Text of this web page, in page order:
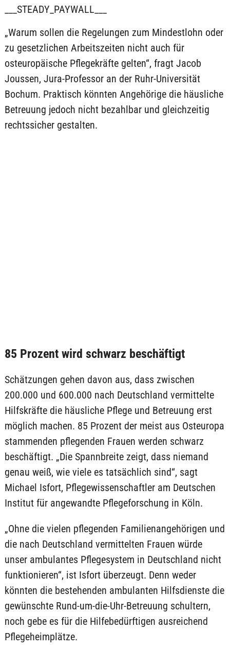
___STEADY_PAYWALL___
„Warum sollen die Regelungen zum Mindestlohn oder
zu gesetzlichen Arbeitszeiten nicht auch für
osteuropäische Pflegekräfte gelten“, fragt Jacob
Joussen, Jura-Professor an der Ruhr-Universität
Bochum. Praktisch könnten Angehörige die häusliche
Betreuung jedoch nicht bezahlbar und gleichzeitig
rechtssicher gestalten.
85 Prozent wird schwarz beschäftigt
Schätzungen gehen davon aus, dass zwischen
200.000 und 600.000 nach Deutschland vermittelte
Hilfskräfte die häusliche Pflege und Betreuung erst
möglich machen. 85 Prozent der meist aus Osteuropa
stammenden pflegenden Frauen werden schwarz
beschäftigt. „Die Spannbreite zeigt, dass niemand
genau weiß, wie viele es tatsächlich sind“, sagt
Michael Isfort, Pflegewissenschaftler am Deutschen
Institut für angewandte Pflegeforschung in Köln.
„Ohne die vielen pflegenden Familienangehörigen und
die nach Deutschland vermittelten Frauen würde
unser ambulantes Pflegesystem in Deutschland nicht
funktionieren“, ist Isfort überzeugt. Denn weder
könnten die bestehenden ambulanten Hilfsdienste die
gewünschte Rund-um-die-Uhr-Betreuung schultern,
noch gebe es für die Hilfebedürftigen ausreichend
Pflegeheimplätze.